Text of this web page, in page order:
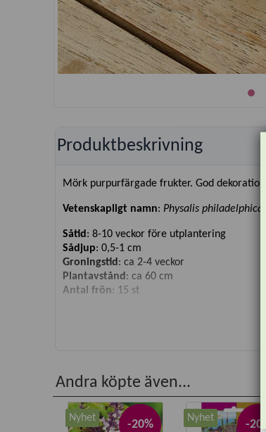
Produktbeskrivning
Mörk purpurfärgade frukter. God
Vetenskapligt namn: Physalis philadelphica
Såtid : 8-10 veckor före utplantering
Sådjup: 0,5-1 cm
Groningstid : ca 2-4 veckor
Plantavstånd : ca 60 cm
Antal frön: 15 st
Andra köpte även...
-20%
Nyhet -20%
Nyhet